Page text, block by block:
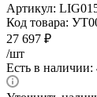
Артикул:
Код товара:
27 697 ₽
/шт
Есть в наличии: